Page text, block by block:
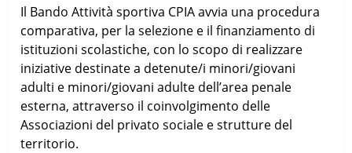
Il Bando Attività sportiva CPIA avvia una procedura
comparativa, per la selezione e il finanziamento di
istituzioni scolastiche, con lo scopo di realizzare
iniziative destinate a detenute/i minori/giovani
adulti e minori/giovani adulte dell’area penale
esterna, attraverso il coinvolgimento delle
Associazioni del privato sociale e strutture del
territorio.